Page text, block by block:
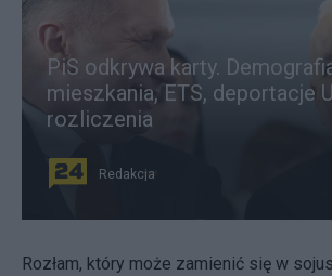
PiS odkrywa karty.
mieszkania, ETS, deportacje
rozliczenia
Redakcja
Rozłam, który może zamienić się w